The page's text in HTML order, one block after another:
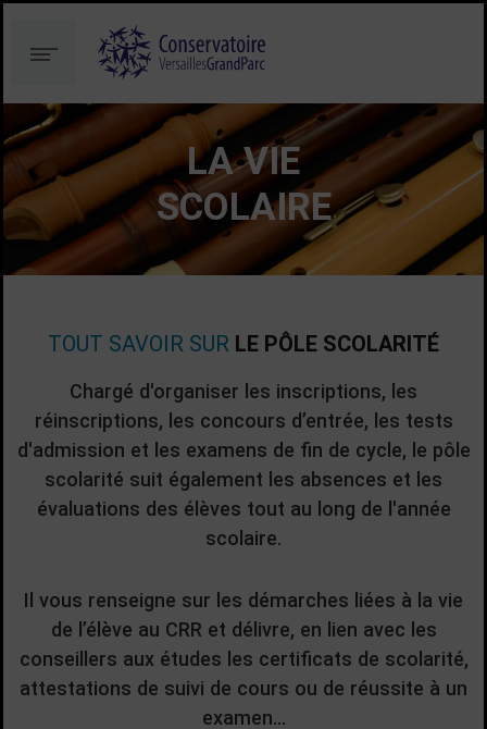
au
contenu
à
Menu
LA VIE
SCOLAIRE
LE PÔLE SCOLARITÉ
TOUT SAVOIR SUR
Chargé d'organiser les inscriptions, les
réinscriptions, les concours d’entrée, les tests
d'admission et les examens de fin de cycle, le pôle
scolarité suit également les absences et les
évaluations des élèves tout au long de l'année
scolaire.
Il vous renseigne sur les démarches liées à la vie
de l’élève au CRR et délivre, en lien avec les
conseillers aux études les certificats de scolarité,
attestations de suivi de cours ou de réussite à un
examen…